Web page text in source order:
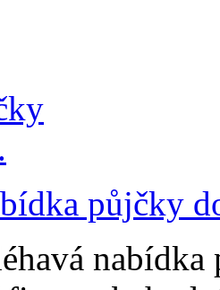
půjčky